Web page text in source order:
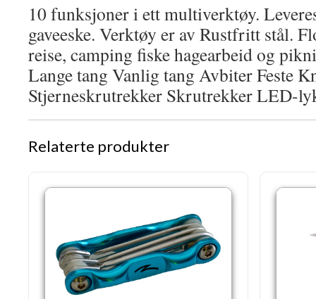
10 funksjoner i ett multiverktøy.
gaveeske. Verktøy er av Rustfritt stål.
reise, camping fiske hagearbeid og
Lange tang Vanlig tang Avbiter Feste
Stjerneskrutrekker Skrutrekker LED-
Relaterte produkter